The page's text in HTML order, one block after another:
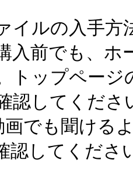
イルの入手方
入前でも、ホ
トップペー
認してくださ
画でも聞ける
認してくださ